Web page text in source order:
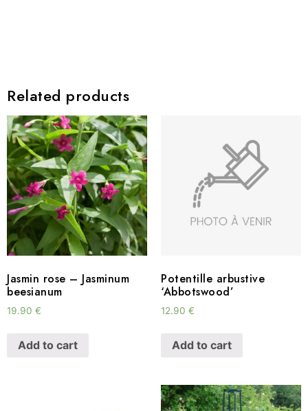
Related products
Jasmin rose – Jasminum
beesianum
19.90 €
Add to cart
Potentille arbustive
‘Abbotswood’
12.90 €
Add to cart